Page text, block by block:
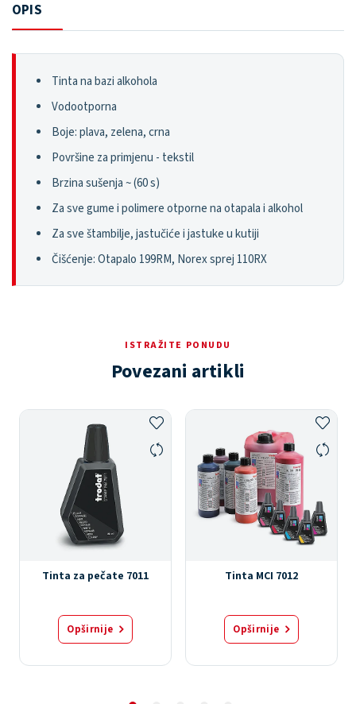
OPIS
Tinta na bazi alkohola
Vodootporna
Boje: plava, zelena, crna
Površine za primjenu - tekstil
Brzina sušenja ~ (60 s)
Za sve gume i polimere otporne na otapala i alkohol
Za sve štambilje, jastučiće i jastuke u kutiji
Čišćenje: Otapalo 199RM, Norex sprej 110RX
ISTRAŽITE PONUDU
Povezani artikli
Tinta za pečate 7011
Opširnije
Tinta MCI 7012
Opširnije